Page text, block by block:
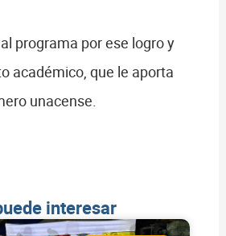
programa por ese logro y
académico, que le aporta
unacense.
interesar